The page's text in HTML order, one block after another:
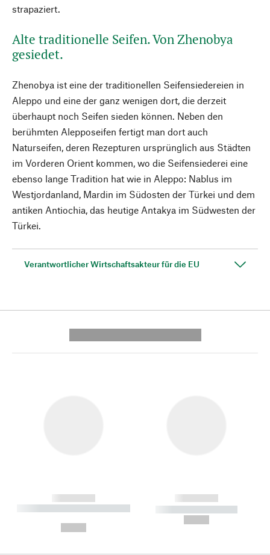
strapaziert.
Alte traditionelle Seifen. Von Zhenobya
gesiedet.
Zhenobya ist eine der traditionellen Seifensiedereien in
Aleppo und eine der ganz wenigen dort, die derzeit
überhaupt noch Seifen sieden können. Neben den
berühmten Alepposeifen fertigt man dort auch
Naturseifen, deren Rezepturen ursprünglich aus Städten
im Vorderen Orient kommen, wo die Seifensiederei eine
ebenso lange Tradition hat wie in Aleppo: Nablus im
Westjordanland, Mardin im Südosten der Türkei und dem
antiken Antiochia, das heutige Antakya im Südwesten der
Türkei.
Verantwortlicher Wirtschaftsakteur für die EU
------------
----------- ----------- --------
------------
----------- -----------